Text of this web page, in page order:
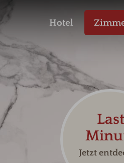
Hotel
Last
Jetzt
Codes einlösen
Hier können Sie Ihre Aktionscodes
oder Gutscheine einlösen.
Aktuell akzeptieren wir folgende
Codes:
Buchungscode